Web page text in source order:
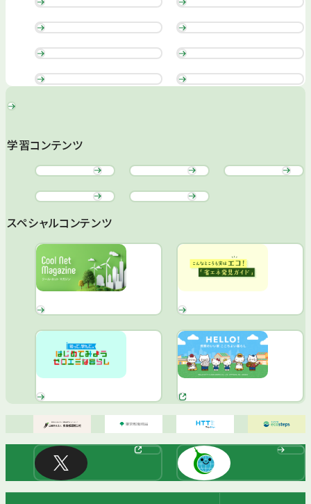
学習コンテンツ
スペシャルコンテンツ